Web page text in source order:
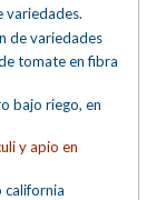
variedades.
de variedades
tomate en fibra
bajo riego, en
y apio en
california